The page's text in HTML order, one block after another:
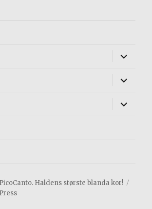
Utvid
Utvid
Utvid
Haldens største blanda kor!